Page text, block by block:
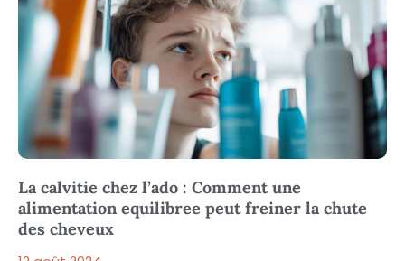
La calvitie chez l’ado : Comment une
alimentation equilibree peut freiner la chute
des cheveux